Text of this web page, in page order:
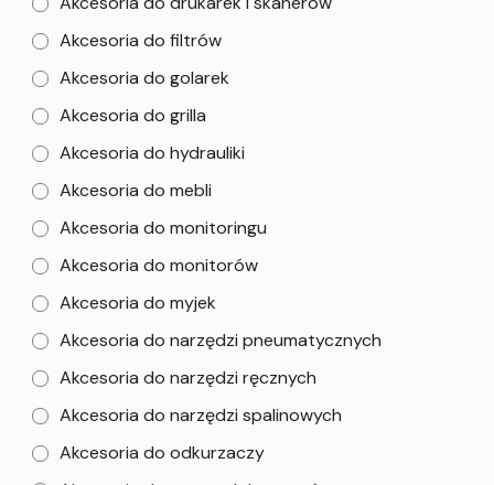
Akcesoria do filtrów
Akcesoria do golarek
Akcesoria do grilla
Akcesoria do hydrauliki
Akcesoria do mebli
Akcesoria do monitoringu
Akcesoria do monitorów
Akcesoria do myjek
Akcesoria do narzędzi pneumatycznych
Akcesoria do narzędzi ręcznych
Akcesoria do narzędzi spalinowych
Akcesoria do odkurzaczy